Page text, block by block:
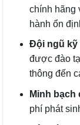
chính hãng
hành ổn
Đội ngũ kỹ
được đào
thông đến
Minh bạch
phí phát